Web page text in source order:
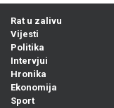
Rat u zalivu
Vijesti
Politika
Intervjui
Hronika
Ekonomija
Sport